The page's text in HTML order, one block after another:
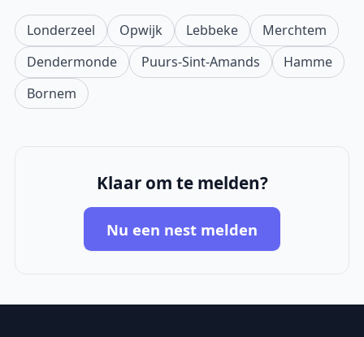
Londerzeel Opwijk Lebbeke
Merchtem
Dendermonde
Puurs-Sint-Amands
Hamme
Bornem
Klaar om te melden?
Nu een nest melden